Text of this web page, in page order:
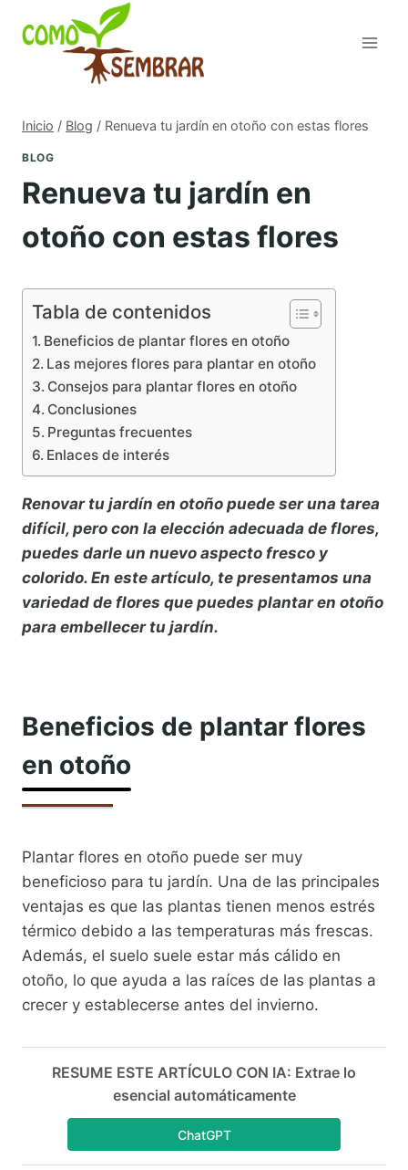
Inicio / Blog / Renueva tu jardín en otoño con estas flores
BLOG
Renueva tu jardín en
otoño con estas flores
Tabla de contenidos
Beneficios de plantar flores en otoño
Las mejores flores para plantar en otoño
Consejos para plantar flores en otoño
Conclusiones
Preguntas frecuentes
Enlaces de interés
Renovar tu jardín en otoño puede ser una tarea
difícil, pero con la elección adecuada de flores,
puedes darle un nuevo aspecto fresco y
colorido. En este artículo, te presentamos una
variedad de flores que puedes plantar en otoño
para embellecer tu jardín.
Beneficios de plantar flores
en otoño
Plantar flores en otoño puede ser muy
beneficioso para tu jardín. Una de las principales
ventajas es que las plantas tienen menos estrés
térmico debido a las temperaturas más frescas.
Además, el suelo suele estar más cálido en
otoño, lo que ayuda a las raíces de las plantas a
crecer y establecerse antes del invierno.
RESUME ESTE ARTÍCULO CON IA: Extrae lo
esencial automáticamente
ChatGPT